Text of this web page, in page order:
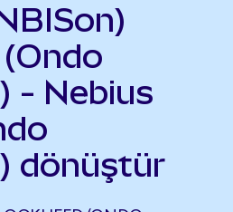
- Nebius
dönüştür